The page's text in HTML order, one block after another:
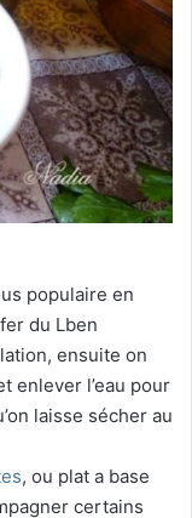
populaire en
du Lben
ensuite on
enlever l’eau pour
laisse sécher au
, ou plat a base
certains